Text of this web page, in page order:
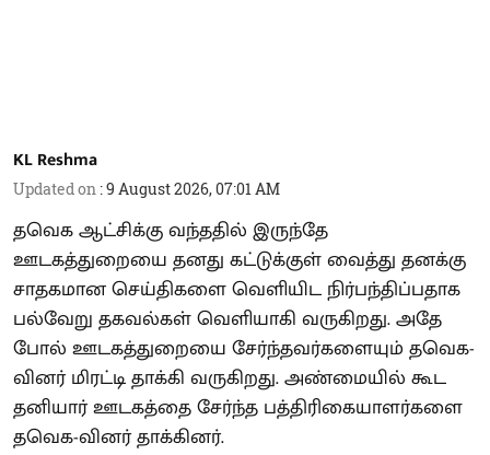
KL Reshma
Updated on :9 August 2026, 07:01 AM
தவெக ஆட்சிக்கு வந்ததில் இருந்தே
ஊடகத்துறையை தனது கட்டுக்குள் வைத்து தனக்கு
சாதகமான செய்திகளை வெளியிட நிர்பந்திப்பதாக
பல்வேறு தகவல்கள் வெளியாகி வருகிறது. அதே
போல் ஊடகத்துறையை சேர்ந்தவர்களையும் தவெக-
வினர் மிரட்டி தாக்கி வருகிறது. அண்மையில் கூட
தனியார் ஊடகத்தை சேர்ந்த பத்திரிகையாளர்களை
தவெக-வினர் தாக்கினர்.